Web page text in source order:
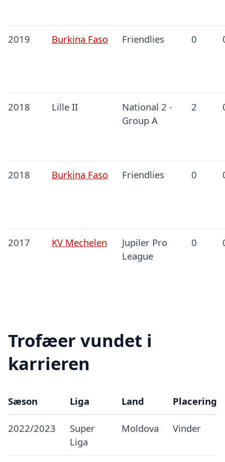
2019 Burkina Faso Friendlies 0
2018 Lille II
National 2 -
Group A
2
2018 Burkina Faso Friendlies 0
2017 KV Mechelen
Jupiler Pro
League
0
Trofæer vundet i
karrieren
Sæson Liga Land Placering
2022/2023
Super
Liga
Moldova Vinder